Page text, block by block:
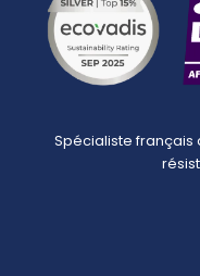
Spécialiste français